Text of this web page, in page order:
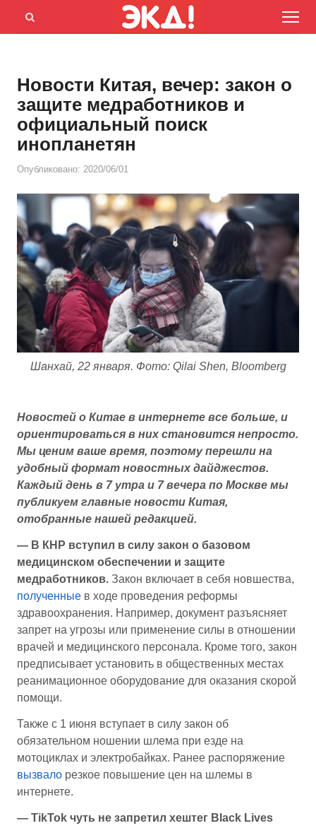
Menu
Открыть
Новости Китая, вечер: закон о
защите медработников и
официальный поиск
инопланетян
Опубликовано: 2020/06/01
Шанхай, 22 января. Фото: Qilai Shen, Bloomberg
Новостей о Китае в интернете все больше, и
ориентироваться в них становится непросто.
Мы ценим ваше время, поэтому перешли на
удобный формат новостных дайджестов.
Каждый день в 7 утра и 7 вечера по Москве мы
публикуем главные новости Китая,
отобранные нашей редакцией.
— В КНР вступил в силу закон о базовом
медицинском обеспечении и защите
медработников. Закон включает в себя новшества,
полученные в ходе проведения реформы
здравоохранения. Например, документ разъясняет
запрет на угрозы или применение силы в отношении
врачей и медицинского персонала. Кроме того, закон
предписывает установить в общественных местах
реанимационное оборудование для оказания скорой
помощи.
Также с 1 июня вступает в силу закон об
обязательном ношении шлема при езде на
мотоциклах и электробайках. Ранее распоряжение
вызвало резкое повышение цен на шлемы в
интернете.
— TikTok чуть не запретил хештег Black Lives